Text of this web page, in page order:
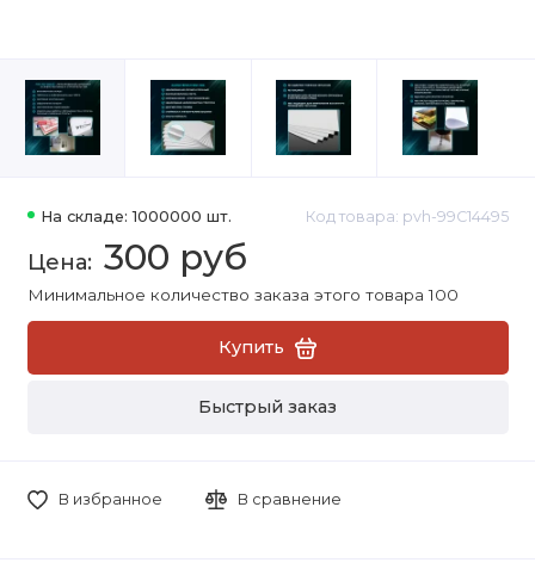
На складе: 1000000 шт. Код товара: pvh-99C14495
300 руб
Минимальное количество заказа этого товара 100
Купить
Быстрый заказ
В избранное В сравнение